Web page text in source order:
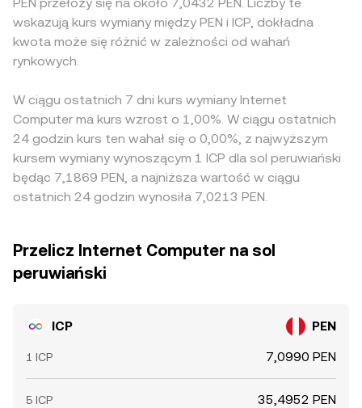
wskazują kurs wymiany między PEN i ICP, dokładna
kwota może się różnić w zależności od wahań
rynkowych.
W ciągu ostatnich 7 dni kurs wymiany Internet
Computer ma kurs wzrost o 1,00%. W ciągu ostatnich
24 godzin kurs ten wahał się o 0,00%, z najwyższym
kursem wymiany wynoszącym 1 ICP dla sol peruwiański
będąc 7,1869 PEN, a najniższa wartość w ciągu
ostatnich 24 godzin wynosiła 7,0213 PEN.
Przelicz Internet Computer na sol
peruwiański
ICP PEN
1 ICP 7,0990 PEN
5 ICP 35,4952 PEN